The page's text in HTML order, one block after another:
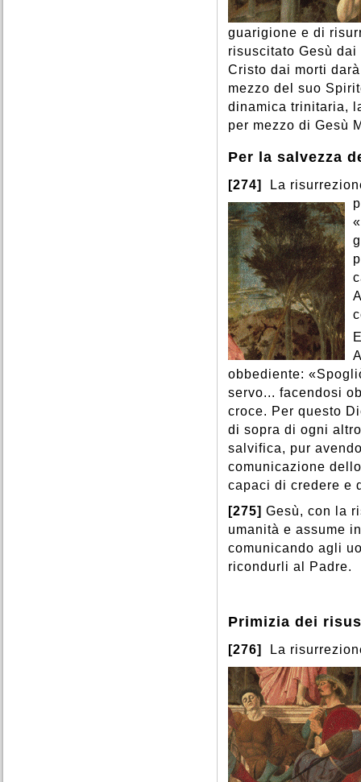
guarigione e di
risuscitato Gesù
Cristo dai morti
mezzo del suo
dinamica trinitaria,
per mezzo di Gesù
Per la salvezza
[274]
La
obbediente:
servo... facendosi
croce. Per questo
di sopra di ogni
salvifica, pur
comunicazione
capaci di credere e
[275] Gesù, con la
umanità e assume
comunicando agli
ricondurli al Padre.
Primizia dei
[276] La